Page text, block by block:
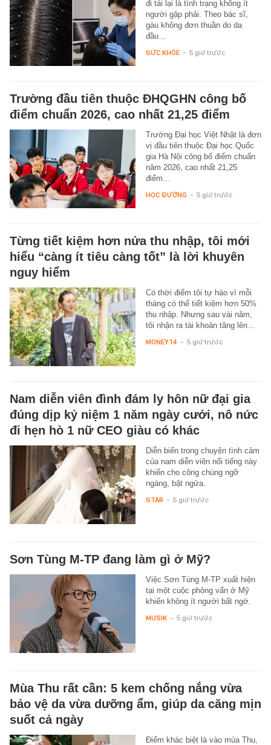
đi tái lại là tình trạng không ít
người gặp phải. Theo bác sĩ,
gàu không đơn thuần do da
đầu…
SỨC KHỎE - 5 giờ trước
Trường đầu tiên thuộc ĐHQGHN công bố
điểm chuẩn 2026, cao nhất 21,25 điểm
Trường Đại học Việt Nhật là đơn
vị đầu tiên thuộc Đại học Quốc
gia Hà Nội công bố điểm chuẩn
năm 2026, cao nhất 21,25
điểm…
HỌC ĐƯỜNG - 5 giờ trước
Từng tiết kiệm hơn nửa thu nhập, tôi mới
hiểu “càng ít tiêu càng tốt” là lời khuyên
nguy hiểm
Có thời điểm tôi tự hào vì mỗi
tháng có thể tiết kiệm hơn 50%
thu nhập. Nhưng sau vài năm,
tôi nhận ra tài khoản tăng lên…
MONEY.14 - 5 giờ trước
Nam diễn viên đình đám ly hôn nữ đại gia
đúng dịp kỷ niệm 1 năm ngày cưới, nô nức
đi hẹn hò 1 nữ CEO giàu có khác
Diễn biến trong chuyện tình cảm
của nam diễn viên nổi tiếng này
khiến cho công chúng ngỡ
ngàng, bật ngửa.
STAR - 5 giờ trước
Sơn Tùng M-TP đang làm gì ở Mỹ?
Việc Sơn Tùng M-TP xuất hiện
tại một cuộc phỏng vấn ở Mỹ
khiến không ít người bất ngờ.
MUSIK - 5 giờ trước
Mùa Thu rất cần: 5 kem chống nắng vừa
bảo vệ da vừa dưỡng ẩm, giúp da căng mịn
suốt cả ngày
Điểm khác biệt là vào mùa Thu,